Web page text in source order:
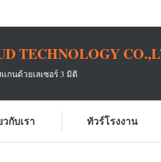
TECHNOLOGY
กนด้วยเลเซอร์ 3 มิติ
วกับเรา ทัวร์โรงงาน